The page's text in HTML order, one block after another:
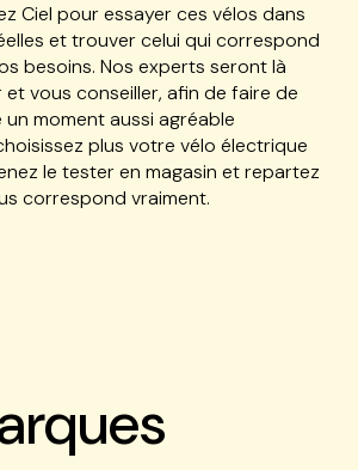
Ciel pour essayer ces vélos dans
et trouver celui qui correspond
besoins. Nos experts seront là
vous conseiller, afin de faire de
moment aussi agréable
plus votre vélo électrique
le tester en magasin et repartez
correspond vraiment.